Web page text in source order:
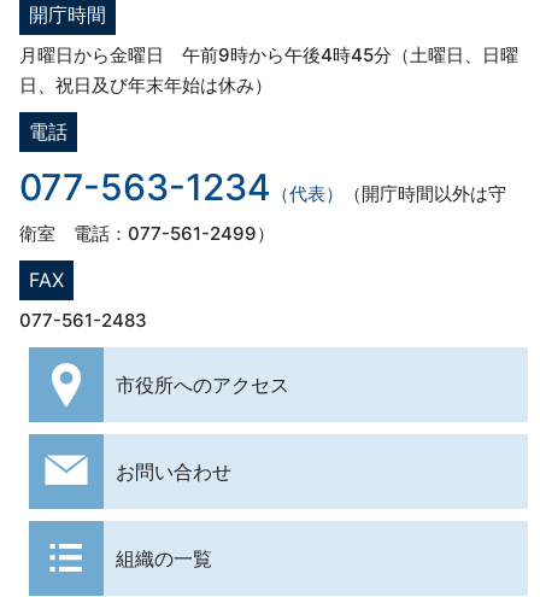
開庁時間
月曜日から金曜日 午前9時から午後4時45分（土曜日、日曜
日、祝日及び年末年始は休み）
電話
077-563-1234 （代表）
（開庁時間以外は守
衛室 電話：077-561-2499）
FAX
077-561-2483
市役所へのアクセス
お問い合わせ
組織の一覧